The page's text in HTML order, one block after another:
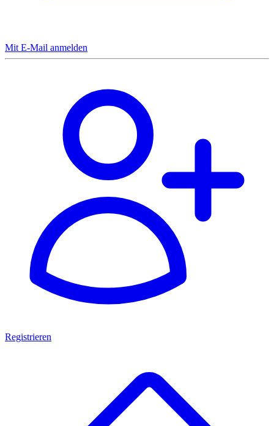
Mit E-Mail anmelden
Registrieren